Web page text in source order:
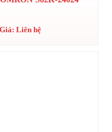
Giá: Liên hệ